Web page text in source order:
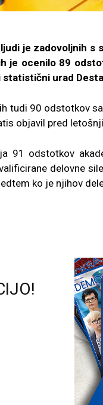
je zadovoljnih
je ocenilo 89
statistični urad
tudi 90 odstotkov
objavil pred
91 odstotkov
delovne
ko je njihov